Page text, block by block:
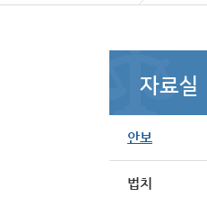
자료실
안보
법치